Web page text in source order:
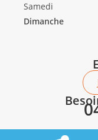
Samedi
Dimanche